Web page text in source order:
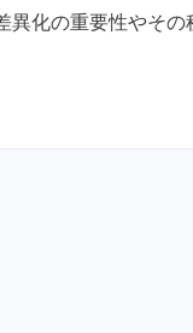
異化の重要性やそ